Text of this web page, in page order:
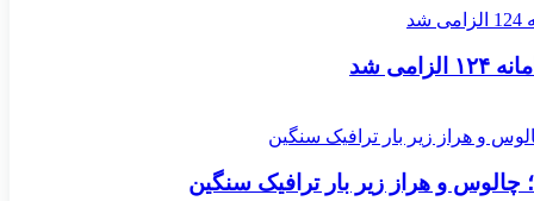
شد
چالوس و هراز زیر بار ترافیک سنگین